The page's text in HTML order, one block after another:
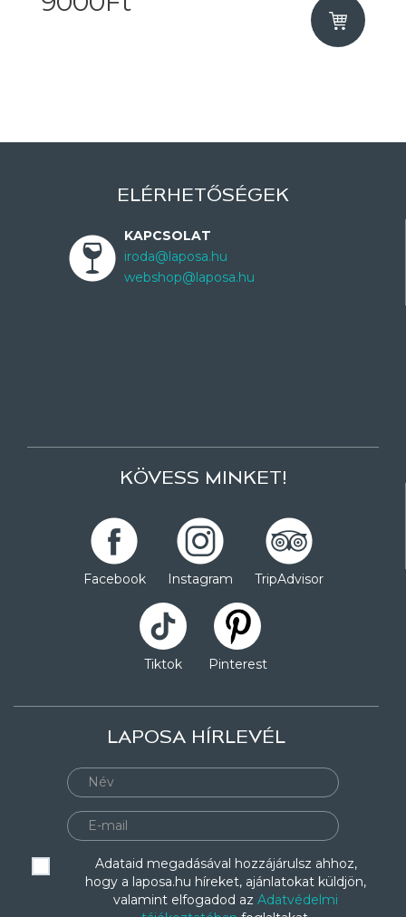
ELÉRHETŐSÉGEK
KAPCSOLAT
iroda@laposa.hu
webshop@laposa.hu
KÖVESS MINKET!
Facebook Instagram TripAdvisor
Tiktok Pinterest
LAPOSA HÍRLEVÉL
Adataid megadásával hozzájárulsz ahhoz,
hogy a laposa.hu híreket, ajánlatokat küldjön,
valamint elfogadod az Adatvédelmi